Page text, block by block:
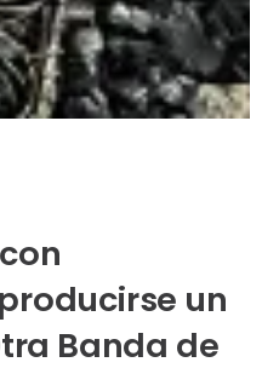
un
Banda de